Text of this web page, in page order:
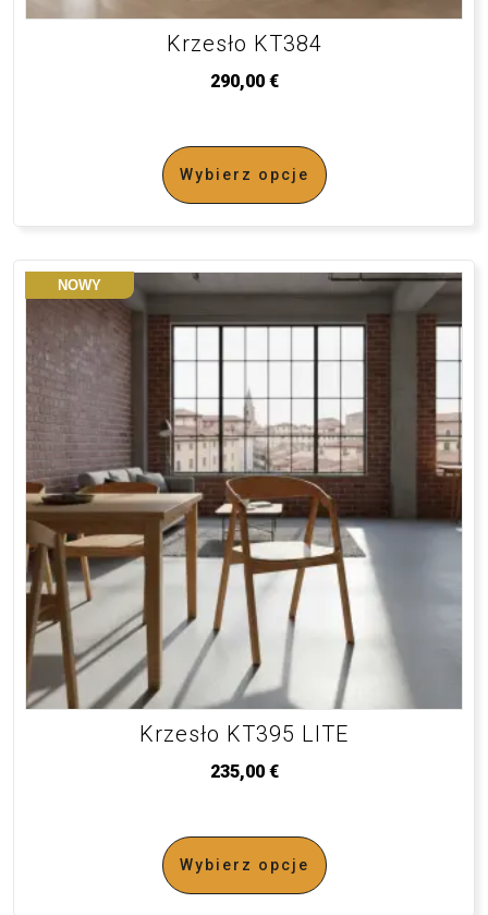
Krzesło KT384
290,00 €
Wybierz opcje
NOWY
Krzesło KT395 LITE
235,00 €
Wybierz opcje